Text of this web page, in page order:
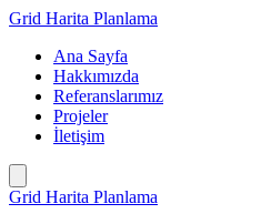
İçeriğe
Grid Harita Planlama
Ana Sayfa
Hakkımızda
Referanslarımız
Projeler
İletişim
Grid Harita Planlama